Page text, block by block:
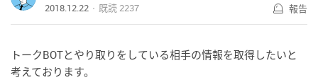
2018.12.22 既読2237 報告
トークBOTとやり取りをしている相手の情報を取得したいと
考えております。